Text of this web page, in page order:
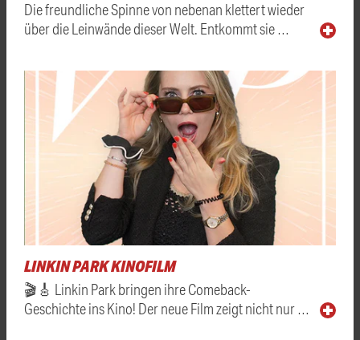
Die freundliche Spinne von nebenan klettert wieder
über die Leinwände dieser Welt. Entkommt sie …
LINKIN PARK KINOFILM
🎬🎸 Linkin Park bringen ihre Comeback-
Geschichte ins Kino! Der neue Film zeigt nicht nur …